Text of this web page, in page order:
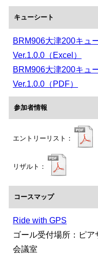
キューシート
BRM906大津200キュ
Ver.1.0.0（Excel）
BRM906大津200キュ
Ver.1.0.0（PDF）
参加者情報
エントリーリスト：
リザルト：
コースマップ
Ride with GPS
ゴール受付場所：ピア
会議室